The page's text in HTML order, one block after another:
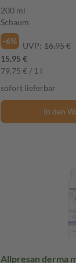
200 ml
Schaum
-6%
UVP: 16,95 €
15,95 €
79,75 € / 1 l
sofort lieferbar
In den
Allpresan derma